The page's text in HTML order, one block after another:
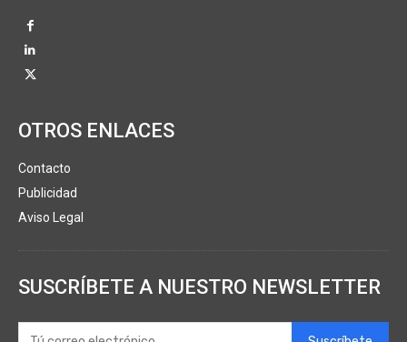
OTROS ENLACES
Contacto
Publicidad
Aviso Legal
SUSCRÍBETE A NUESTRO NEWSLETTER